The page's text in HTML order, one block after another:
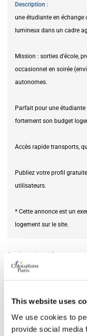
This website uses
We use cookies to
provide social media
Description
une étudiante en échange
lumineux dans un cadre
Mission : sorties d’école,
occasionnel en soirée
autonomes.
Parfait pour une
fortement son budget
Accès rapide transports,
Publiez votre profil
utilisateurs.
* Cette annonce est un
logement sur le site.
Service recherché